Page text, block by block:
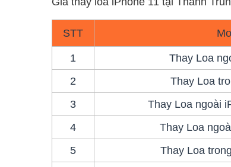
STT
1 Thay Loa
2
Thay Loa
3
Thay Loa ngoài
4
Thay Loa
5
Thay Loa